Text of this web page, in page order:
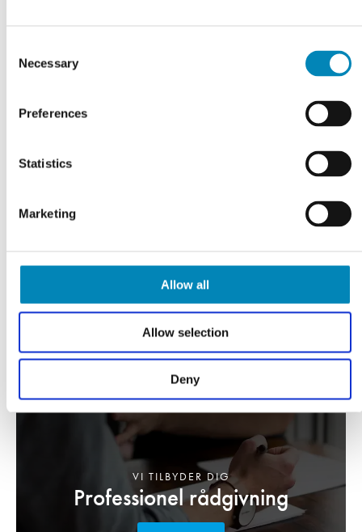
Selection
Necessary
Preferences
Statistics
Marketing
Allow all
Allow selection
Deny
Professionel rådgivning
VI TILBYDER DIG